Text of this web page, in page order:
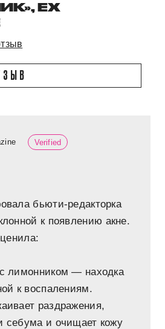
EX
Verified
бьюти-редакторка
к появлению акне.
лимонником — находка
к воспалениям.
раздражения,
себума и очищает кожу